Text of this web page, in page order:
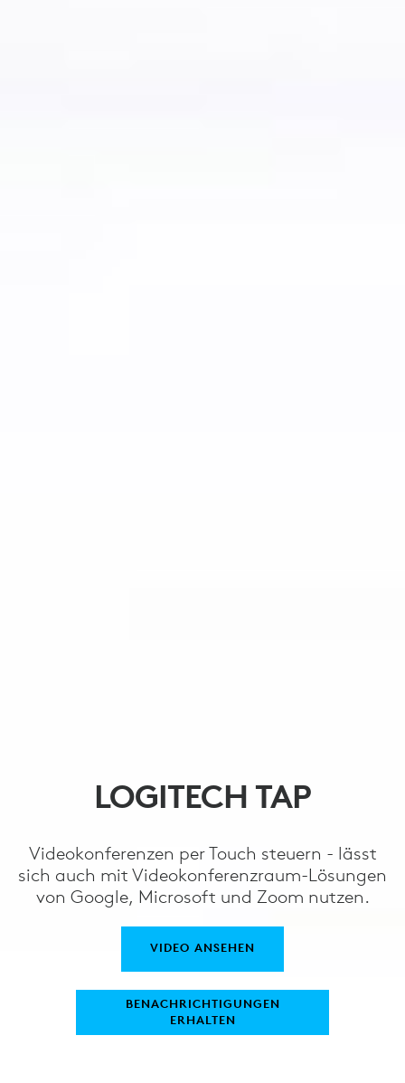
LOGITECH TAP
Videokonferenzen per Touch steuern - lässt
sich auch mit Videokonferenzraum-Lösungen
von Google, Microsoft und Zoom nutzen.
VIDEO ANSEHEN
BENACHRICHTIGUNGEN
ERHALTEN